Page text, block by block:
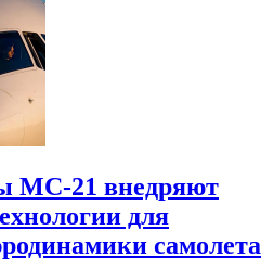
МС-21 внедряют
для
самолета